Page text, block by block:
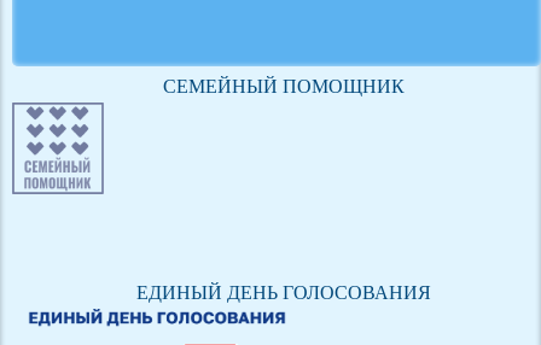
СЕМЕЙНЫЙ ПОМОЩНИК
ЕДИНЫЙ ДЕНЬ ГОЛОСОВАНИЯ